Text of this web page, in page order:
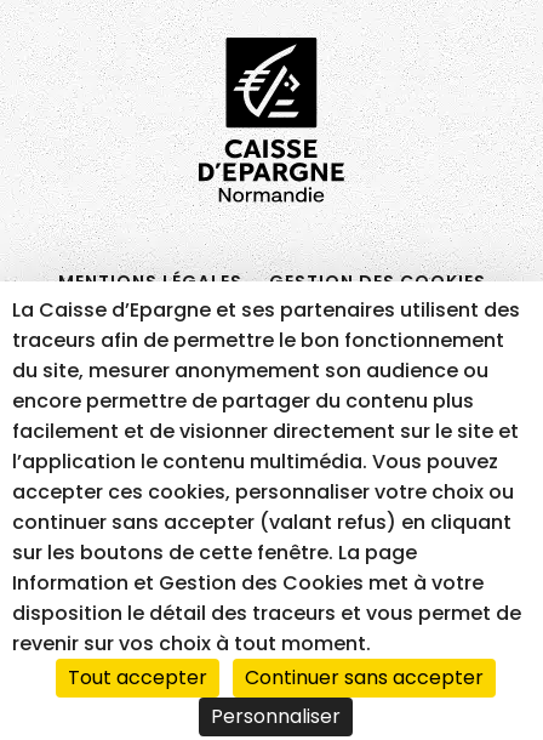
SUIVEZ-NOUS
MENTIONS LÉGALES
GESTION DES COOKIES
ACCESSIBILITÉ – NON CONFORME
RÉALISATION DU SITE INTERNET
La Caisse d’Epargne et ses partenaires utilisent des
traceurs afin de permettre le bon fonctionnement
du site, mesurer anonymement son audience ou
encore permettre de partager du contenu plus
facilement et de visionner directement sur le site et
l’application le contenu multimédia. Vous pouvez
accepter ces cookies, personnaliser votre choix ou
continuer sans accepter (valant refus) en cliquant
sur les boutons de cette fenêtre. La page
Information et Gestion des Cookies met à votre
disposition le détail des traceurs et vous permet de
revenir sur vos choix à tout moment.
Tout accepter
Continuer sans accepter
Personnaliser